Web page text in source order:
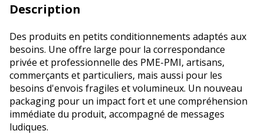
Description
Des produits en petits conditionnements adaptés aux
besoins. Une offre large pour la correspondance
privée et professionnelle des PME-PMI, artisans,
commerçants et particuliers, mais aussi pour les
besoins d'envois fragiles et volumineux. Un nouveau
packaging pour un impact fort et une compréhension
immédiate du produit, accompagné de messages
ludiques.